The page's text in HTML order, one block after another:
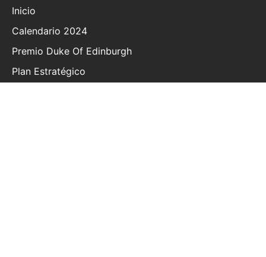
Inicio
Calendario 2024
Premio Duke Of Edinburgh
Plan Estratégico